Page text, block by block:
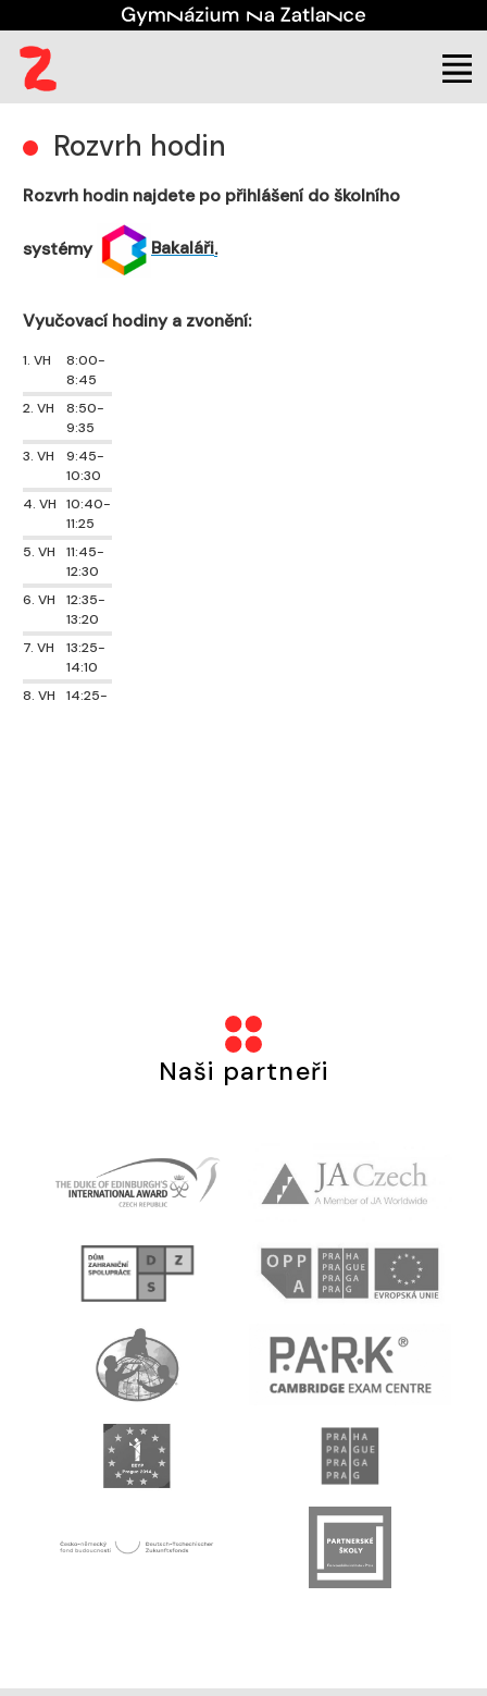
Rozvrh hodin (aktuální)
Rozvrh hodin
Rozvrh hodin najdete po přihlášení do školního
systémy Bakaláři.
Vyučovací hodiny a zvonění:
1. VH
8:00-
8:45
2. VH
8:50-
9:35
3. VH
9:45-
10:30
4. VH
10:40-
11:25
5. VH
11:45-
12:30
6. VH
12:35-
13:20
7. VH
13:25-
14:10
8. VH
14:25-
Naši partneři